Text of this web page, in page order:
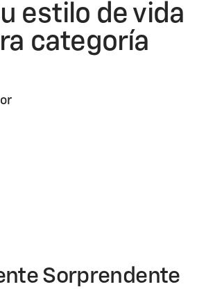
estilo de vida
categoría
Sorprendente